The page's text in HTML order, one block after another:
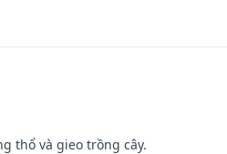
thổ và gieo trồng cây.